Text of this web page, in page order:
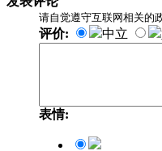
请自觉遵守互联网相关的
评价: 中立
表情: